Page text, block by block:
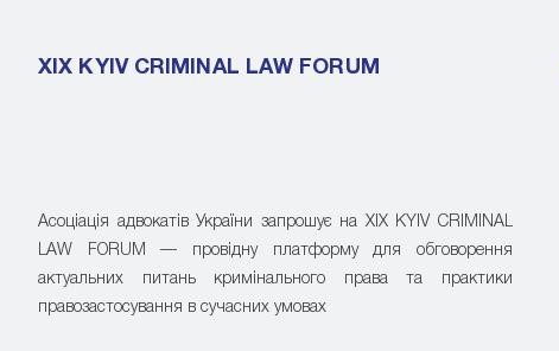
XIX KYIV CRIMINAL LAW FORUM
Асоціація адвокатів України запрошує на XIX KYIV CRIMINAL
LAW FORUM — провідну платформу для обговорення
актуальних питань кримінального права та практики
правозастосування в сучасних умовах